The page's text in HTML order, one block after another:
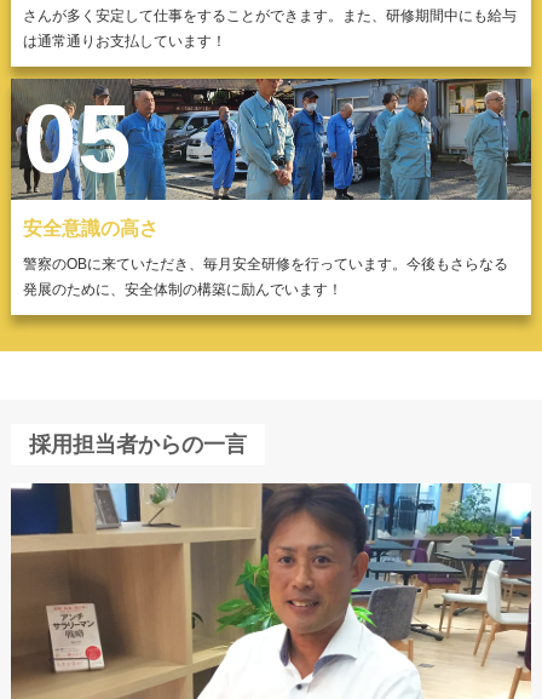
さんが多く安定して仕事をすることができます。また、研修期間中にも給与
は通常通りお支払しています！
05
安全意識の高さ
警察のOBに来ていただき、毎月安全研修を行っています。今後もさらなる
発展のために、安全体制の構築に励んでいます！
採用担当者からの一言